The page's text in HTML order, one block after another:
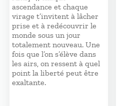
ascendance et chaque
virage t’invitent à lâcher
prise et à redécouvrir le
monde sous un jour
totalement nouveau. Une
fois que l’on s’élève dans
les airs, on ressent à quel
point la liberté peut être
exaltante.